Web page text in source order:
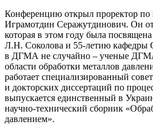
Конференцию открыл проректор по
Играмотдин Серажутдинович. Он
которая в этом году была
Л.Н. Соколова и 55-летию
в ДГМА не случайно – ученые
области обработки металлов
работает специализированный
и докторских диссертаций по
выпускается единственный в
научно-технический сборник
давлением».